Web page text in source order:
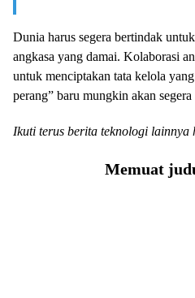
Dunia harus segera bertindak
angkasa yang damai. Kolaborasi
untuk menciptakan tata kelola
perang” baru mungkin akan
Ikuti terus berita teknologi lainnya
Memuat